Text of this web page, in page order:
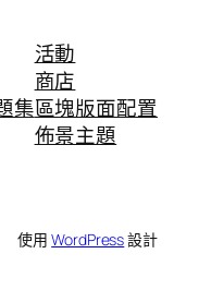
集
活動
商店
區塊版面配置
佈景主題
使用WordPress設計